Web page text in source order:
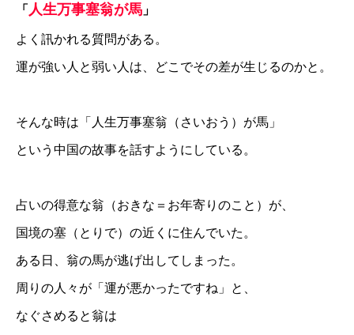
「 人生万事塞翁が馬 」
よく訊かれる質問がある。
運が強い人と弱い人は、どこでその差が生じるのかと。
そんな時は「人生万事塞翁（さいおう）が馬」
という中国の故事を話すようにしている。
占いの得意な翁（おきな＝お年寄りのこと）が、
国境の塞（とりで）の近くに住んでいた。
ある日、翁の馬が逃げ出してしまった。
周りの人々が「運が悪かったですね」と、
なぐさめると翁は